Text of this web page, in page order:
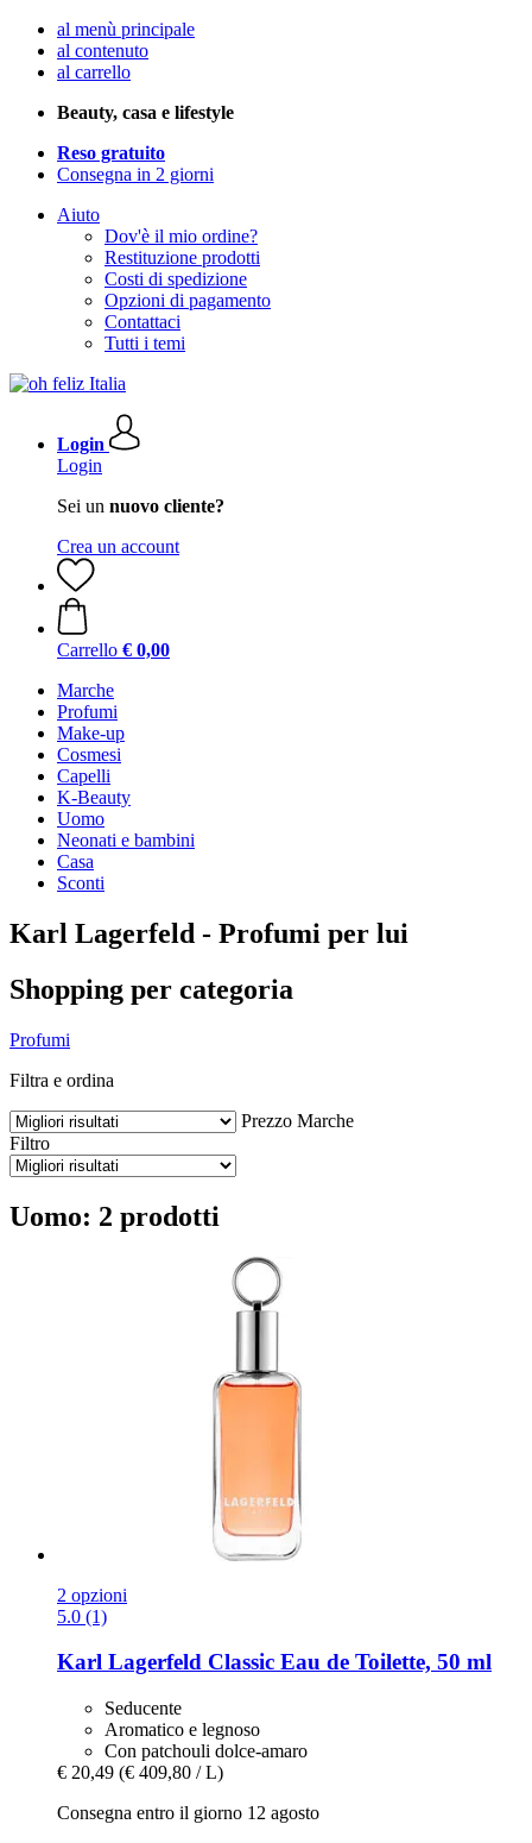
al menù principale
al contenuto
al carrello
Beauty, casa e lifestyle
Reso gratuito
Consegna in 2 giorni
Aiuto
Dov'è il mio ordine?
Restituzione prodotti
Costi di spedizione
Opzioni di pagamento
Contattaci
Tutti i temi
Login
Login
Sei un nuovo cliente?
Crea un account
Carrello € 0,00
Marche
Profumi
Make-up
Cosmesi
Capelli
K-Beauty
Uomo
Neonati e bambini
Casa
Sconti
Karl Lagerfeld - Profumi per lui
Shopping per categoria
Profumi
Filtra e ordina
Prezzo Marche
Filtro
Uomo: 2 prodotti
2 opzioni
5.0 (1)
Karl Lagerfeld Classic Eau de Toilette, 50 ml
Seducente
Aromatico e legnoso
Con patchouli dolce-amaro
€ 20,49 (€ 409,80 / L)
Consegna entro il giorno 12 agosto